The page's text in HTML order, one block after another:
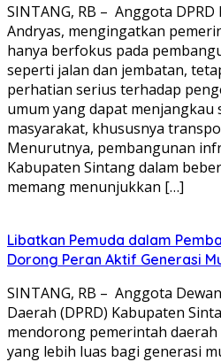
SINTANG, RB – Anggota
Andryas, mengingatkan
hanya berfokus pada
seperti jalan dan jembatan,
perhatian serius terhadap
umum yang dapat menjangkau
masyarakat, khususnya
Menurutnya, pembangunan
Kabupaten Sintang dalam
memang menunjukkan […]
Libatkan Pemuda dalam
Dorong Peran Aktif Generasi
SINTANG, RB – Anggota
Daerah (DPRD) Kabupaten
mendorong pemerintah
yang lebih luas bagi generasi